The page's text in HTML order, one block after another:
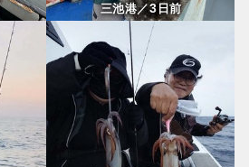
三池港／3 日前